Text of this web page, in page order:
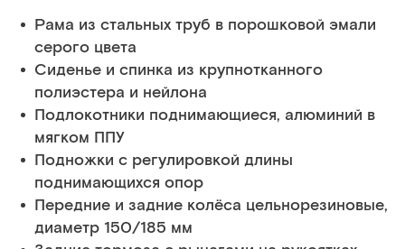
Рама из стальных труб в порошковой эмали
серого цвета
Сиденье и спинка из крупнотканного
полиэстера и нейлона
Подлокотники поднимающиеся, алюминий в
мягком ППУ
Подножки с регулировкой длины
поднимающихся опор
Передние и задние колёса цельнорезиновые,
диаметр 150/185 мм